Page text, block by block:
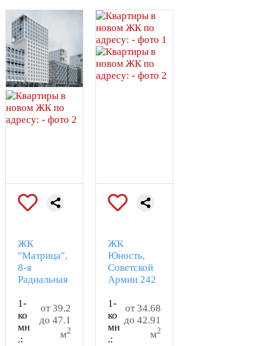
ЖК
"Матрица",
8-я
Радиальная
1-
ко
мн
.:
от 39.2
до 47.1
м2
ЖК
Юность,
Советской
Армии 242
1-
ко
мн
.:
от 34.68
до 42.91
м2